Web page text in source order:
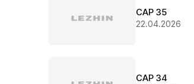
CAP 35
22.04.2026
CAP 34